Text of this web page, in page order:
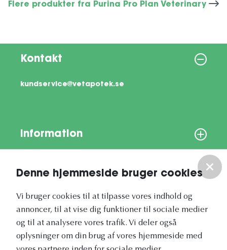
Denne hjemmeside bruger cookies
Vi bruger cookies til at tilpasse vores indhold og
annoncer, til at vise dig funktioner til sociale medier
og til at analysere vores trafik. Vi deler også
oplysninger om din brug af vores hjemmeside med
Flere produkter fra Purina Pro Plan Veterinary
Kontakt
kundservice@vetapotek.se
Information
Vores nyhedsbrev